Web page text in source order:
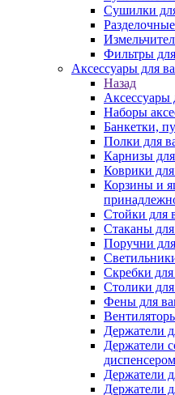
Сушилки
Фильтры
Аксессуары для
Назад
Аксессуары
Наборы
Банкетки,
Полки для
Карнизы
Коврики
Корзины и
Стойки для
Стаканы
Поручни
Скребки
Столики
Фены для
Держатели
Держатели
диспенсером
Держатели
Держатели